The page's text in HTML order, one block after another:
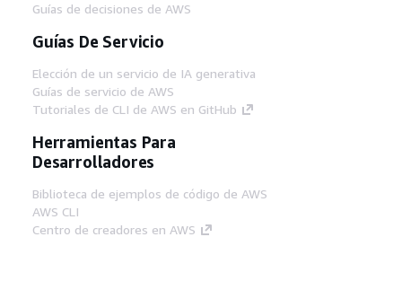
Guías de decisiones de AWS
Guías De Servicio
Elección de un servicio de IA generativa
Guías de servicio de AWS
Tutoriales de CLI de AWS en GitHub
Herramientas Para
Desarrolladores
Biblioteca de ejemplos de código de AWS
AWS CLI
Centro de creadores en AWS